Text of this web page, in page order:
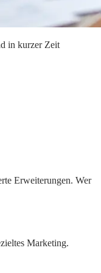
in kurzer Zeit
Erweiterungen. Wer
Marketing.